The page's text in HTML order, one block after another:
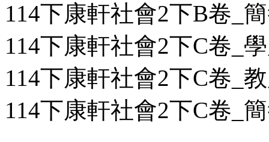
114下康軒社會2下B卷_
114下康軒社會2下C卷_
114下康軒社會2下C卷_
114下康軒社會2下C卷_